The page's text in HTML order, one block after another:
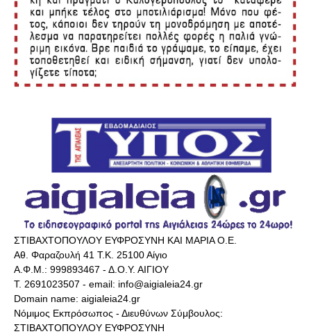
ΣΤΙΒΑΧΤΟΠΟΥΛΟΥ ΕΥΦΡΟΣΥΝΗ ΚΑΙ ΜΑΡΙΑ Ο.Ε.
Αθ. Φαραζουλή 41 Τ.Κ. 25100 Αίγιο
Α.Φ.Μ.: 999893467 - Δ.Ο.Υ. ΑΙΓΙΟΥ
Τ. 2691023507 - email: info@aigialeia24.gr
Domain name: aigialeia24.gr
Νόμιμος Εκπρόσωπος - Διευθύνων Σύμβουλος:
ΣΤΙΒΑΧΤΟΠΟΥΛΟΥ ΕΥΦΡΟΣΥΝΗ